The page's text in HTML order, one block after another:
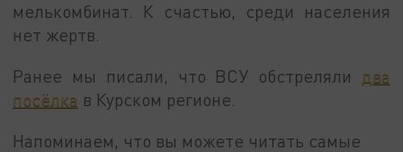
мелькомбинат. К счастью, среди населения
нет жертв.
Ранее мы писали, что ВСУ обстреляли два
посёлка в Курском регионе.
Напоминаем, что вы можете читать самые